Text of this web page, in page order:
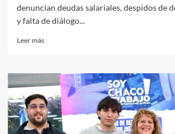
denuncian deudas salariales, despidos de
y falta de diálogo...
Leer másLeer
Santa
Fe:
despidos
y
sueldos
impagos